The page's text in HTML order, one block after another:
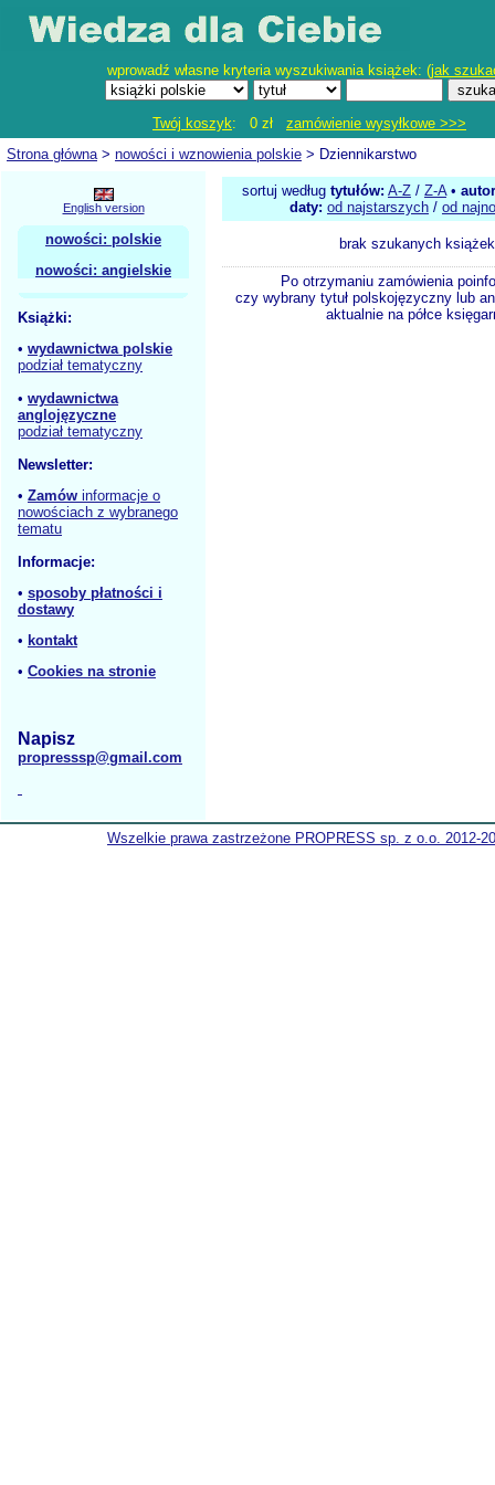
wprowadź własne kryteria wyszukiwania książek: (jak
Twój koszyk: 0 zł zamówienie wysyłkowe >>>
Strona główna> nowości i wznowienia polskie > Dziennikarstwo
English version
nowości: polskie
nowości: angielskie
Książki:
• wydawnictwa polskie
podział tematyczny
• wydawnictwa
anglojęzyczne
podział tematyczny
Newsletter:
• Zamów informacje o
nowościach z wybranego
tematu
Informacje:
• sposoby płatności i
dostawy
• kontakt
• Cookies na stronie
Napisz
propresssp@gmail.com
sortuj według tytułów: A-Z / Z-A•
daty: od najstarszych / od
brak szukanych książek
Po otrzymaniu zamówienia
czy wybrany tytuł polskojęzyczny lub
aktualnie na półce
Wszelkie prawa zastrzeżone PROPRESS sp. z o.o. 2012-